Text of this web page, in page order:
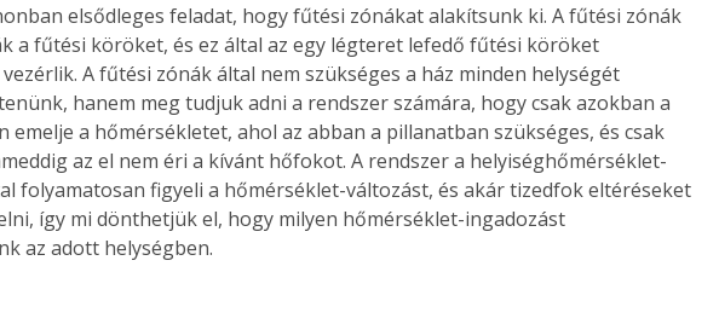
elsődleges feladat, hogy fűtési zónákat alakítsunk ki. A fűtési zónák
a fűtési köröket, és ez által az egy légteret lefedő fűtési köröket
A fűtési zónák által nem szükséges a ház minden helységét
hanem meg tudjuk adni a rendszer számára, hogy csak azokban a
emelje a hőmérsékletet, ahol az abban a pillanatban szükséges, és csak
az el nem éri a kívánt hőfokot. A rendszer a helyiséghőmérséklet-
folyamatosan figyeli a hőmérséklet-változást, és akár tizedfok eltéréseket
így mi dönthetjük el, hogy milyen hőmérséklet-ingadozást
az adott helységben.